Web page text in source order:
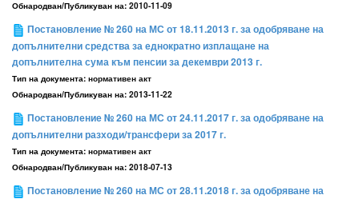
Обнародван/Публикуван на: 2010-11-09
Постановление № 260 на МС от 18.11.2013 г. за одобряване на
допълнителни средства за еднократно изплащане на
допълнителна сума към пенсии за декември 2013 г.
Тип на документа: нормативен акт
Обнародван/Публикуван на: 2013-11-22
Постановление № 260 на МС от 24.11.2017 г. за одобряване на
допълнителни разходи/трансфери за 2017 г.
Тип на документа: нормативен акт
Обнародван/Публикуван на: 2018-07-13
Постановление № 260 на МС от 28.11.2018 г. за одобряване на